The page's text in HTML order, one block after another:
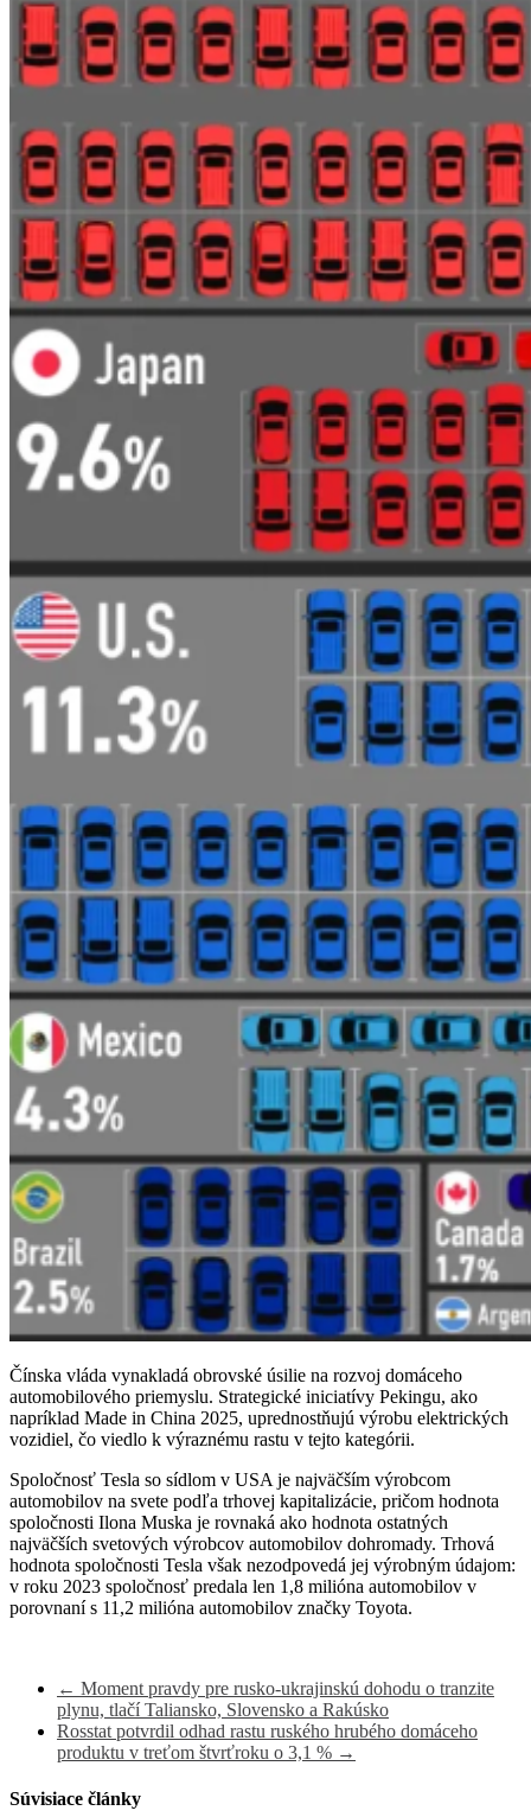
Čínska vláda vynakladá obrovské úsilie na rozvoj domáceho
automobilového priemyslu. Strategické iniciatívy Pekingu, ako
napríklad Made in China 2025, uprednostňujú výrobu elektrických
vozidiel, čo viedlo k výraznému rastu v tejto kategórii.
Spoločnosť Tesla so sídlom v USA je najväčším výrobcom
automobilov na svete podľa trhovej kapitalizácie, pričom hodnota
spoločnosti Ilona Muska je rovnaká ako hodnota ostatných
najväčších svetových výrobcov automobilov dohromady. Trhová
hodnota spoločnosti Tesla však nezodpovedá jej výrobným údajom:
v roku 2023 spoločnosť predala len 1,8 milióna automobilov v
porovnaní s 11,2 milióna automobilov značky Toyota.
← Moment pravdy pre rusko-ukrajinskú dohodu o tranzite
plynu, tlačí Taliansko, Slovensko a Rakúsko
Rosstat potvrdil odhad rastu ruského hrubého domáceho
produktu v treťom štvrťroku o 3,1 % →
Súvisiace články